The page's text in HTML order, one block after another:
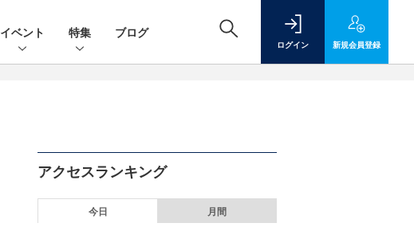
イベント 特集 ブログ
ログイン 新規会員登録
アクセスランキング
今日 月間